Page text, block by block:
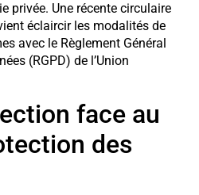
privée. Une récente circulaire
éclaircir les modalités de
avec le Règlement Général
(RGPD) de l’Union
face au
des